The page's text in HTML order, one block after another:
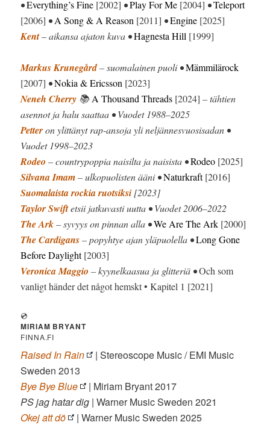
•Everything’s Fine [2002] •Play For Me [2004] •Teleport
[2006] •A Song & A Reason [2011] •Engine [2025]
Kent– aikansa ajaton kuva •Hagnesta Hill [1999]
Markus Krunegård– suomalainen puoli •Mämmilärock
[2007] •Nokia & Ericsson [2023]
Neneh Cherry 📚 A Thousand Threads [2024] – tähtien
asennot ja halu saattaa • Vuodet 1988–2025
Petteron ylittänyt rap-ansoja yli neljännesvuosisadan •
Vuodet 1998–2023
Rodeo – countrypoppia naisilta ja naisista •Rodeo [2025]
Silvana Imam– ulkopuolisten ääni •Naturkraft[2016]
Suomalaista rockia ruotsiksi [2023]
Taylor Swiftetsii jatkuvasti uutta • Vuodet 2006–2022
The Ark– syvyys on pinnan alla •We Are The Ark [2000]
The Cardigans– popyhtye ajan yläpuolella •Long Gone
Before Daylight[2003]
Veronica Maggio – kyynelkaasua ja glitteriä •Och som
vanligt händer det något hemskt • Kapitel 1 [2021]
💿
MIRIAM BRYANT
FINNA.FI
Raised In Rain
| Stereoscope Music / EMI Music
Sweden 2013
Bye Bye Blue
| Miriam Bryant 2017
PS jag hatar dig | Warner Music Sweden 2021
Okej att dö
| Warner Music Sweden 2025